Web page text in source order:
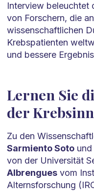
Interview beleuchtet
von Forschern, die
wissenschaftlichen
Krebspatienten
und bessere
Lernen Sie
der
Zu den
Sarmiento Sotound
von der Universität
Albrenguesvom
Alternsforschung